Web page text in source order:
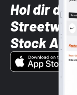
Hol dir die
Stock App